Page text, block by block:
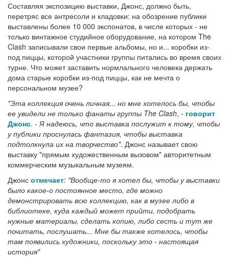
Составляя экспозицию выставки, Джонс, должно быть,
перетряс все антресоли и кладовки: на обозрение публики
выставлены более 10 000 экспонатов, в числе которых - не
только винтажное студийное оборудование, на котором The
Clash записывали свои первые альбомы, но и... коробки из-
под пиццы, которой участники группы питались во время своих
турне. Что может заставить нормлального человека держать
дома старые коробки из-под пиццы, как не мечта о
персональном музее?
"Эта коллекция очень личная... но мне хотелось бы, чтобы
ее увидели не только фанаты группы The Clash, - говорит
Джонс. -Я надеюсь, что выставка послужит к тому, чтобы
у публики проснулась фантазия, чтобы выставка
подтолкнула их на творчество". Джонс называет свою
выставку "прямым художественным вызовом" авторитетным
коммерческим музыкальным музеям.
Джонс отмечает: "Вообще-то я хотел бы, чтобы у выставки
было какое-о постоянное место, где можно
демонстрировать всю коллекцию, как в музее либо в
библиотеке, куда каждый может прийти, подобрать
нужные материалы, сделать копию, либо сесть и тут же
почитать, послушать... Мне бы также хотелось, чтобы
там появились художники, поскольку это - настоящая
история"